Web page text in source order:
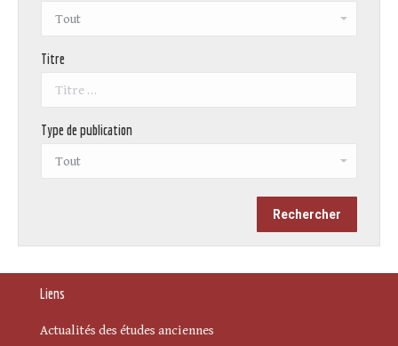
Titre
Type de publication
Liens
Actualités des études anciennes